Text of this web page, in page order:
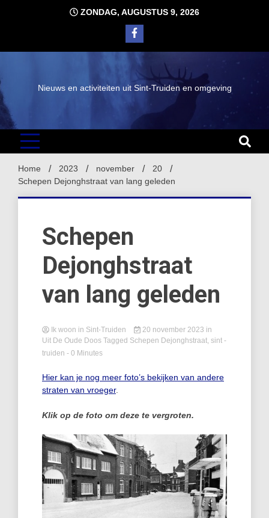
ZONDAG, AUGUSTUS 9, 2026
Nieuws en activiteiten uit Sint-Truiden en omgeving
Home 2023 november
20
Schepen Dejonghstraat van lang geleden
Schepen
Dejonghstraat
van lang geleden
Ik woon in Sint-Truiden 20 november 2023 in
Uit De Oude Doos Tagged Schepen Dejonghstraat, sint -
truiden - 0 Minutes
Hier kan je nog meer foto’s bekijken van andere
straten van vroeger.
Klik op de foto om deze te vergroten.